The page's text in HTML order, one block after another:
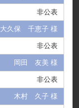
非公表
大久保 千恵子 様
非公表
岡田 友美 様
非公表
木村 久子 様